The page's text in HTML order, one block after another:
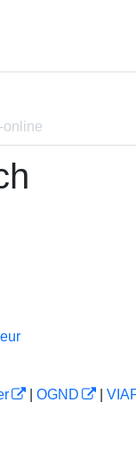
-online
OGND